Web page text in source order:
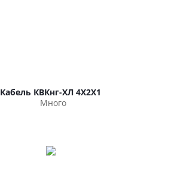
Кабель КВКнг-ХЛ 4Х2Х1
Много